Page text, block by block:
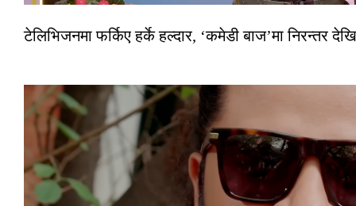
टेलिभिजनमा फर्किए हर्के हल्दार, ‘कमेडी बाज’मा निरन्तर